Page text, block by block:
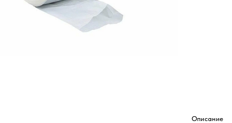
Описание